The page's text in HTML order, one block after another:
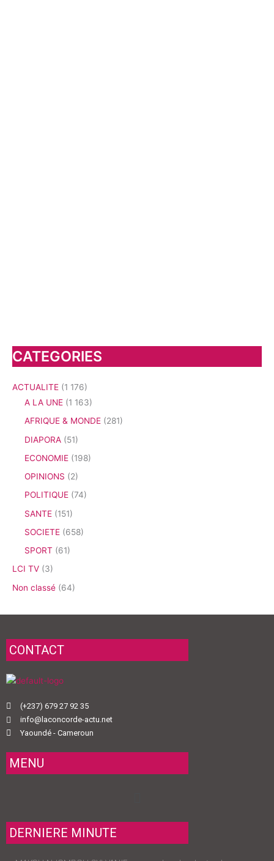
CATEGORIES
ACTUALITE (1 176)
A LA UNE (1 163)
AFRIQUE & MONDE (281)
DIAPORA (51)
ECONOMIE (198)
OPINIONS (2)
POLITIQUE (74)
SANTE (151)
SOCIETE (658)
SPORT (61)
LCI TV (3)
Non classé (64)
CONTACT
(+237) 679 27 92 35
info@laconcorde-actu.net
Yaoundé - Cameroun
MENU
DERNIERE MINUTE